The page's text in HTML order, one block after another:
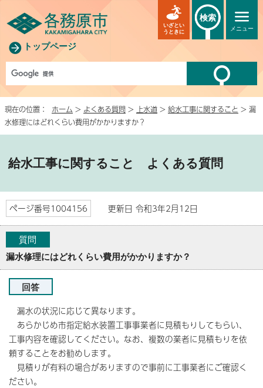
トップページ
メニュー
いざとい
うときに
検索
現在の位置： ホーム > よくある質問 > 上水道 > 給水工事に関すること > 漏
水修理にはどれくらい費用がかかりますか？
給水工事に関すること よくある質問
ページ番号1004156 更新日 令和3年2月12日
質問
漏水修理にはどれくらい費用がかかりますか？
回答
漏水の状況に応じて異なります。
あらかじめ市指定給水装置工事事業者に見積もりしてもらい、
工事内容を確認してください。なお、複数の業者に見積もりを依
頼することをお勧めします。
見積りが有料の場合がありますので事前に工事業者にご確認く
ださい。